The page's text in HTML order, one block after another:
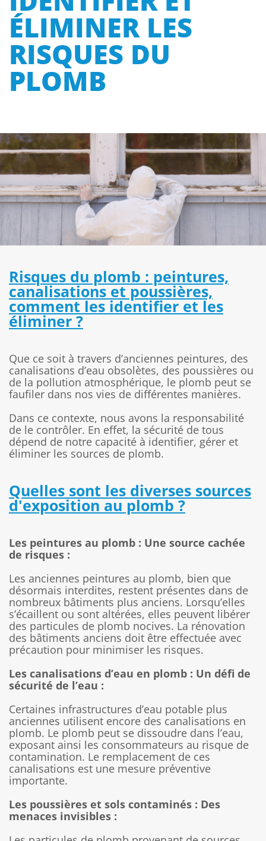
ÉLIMINER LES
RISQUES DU
PLOMB
Risques du plomb : peintures,
canalisations et poussières,
comment les identifier et les
éliminer ?
Que ce soit à travers d’anciennes peintures, des
canalisations d’eau obsolètes, des poussières ou
de la pollution atmosphérique, le plomb peut se
faufiler dans nos vies de différentes manières.
Dans ce contexte, nous avons la responsabilité
de le contrôler. En effet, la sécurité de tous
dépend de notre capacité à identifier, gérer et
éliminer les sources de plomb.
Quelles sont les diverses sources
d'exposition au plomb ?
Les peintures au plomb : Une source cachée
de risques :
Les anciennes peintures au plomb, bien que
désormais interdites, restent présentes dans de
nombreux bâtiments plus anciens. Lorsqu’elles
s’écaillent ou sont altérées, elles peuvent libérer
des particules de plomb nocives. La rénovation
des bâtiments anciens doit être effectuée avec
précaution pour minimiser les risques.
Les canalisations d’eau en plomb : Un défi de
sécurité de l’eau :
Certaines infrastructures d’eau potable plus
anciennes utilisent encore des canalisations en
plomb. Le plomb peut se dissoudre dans l’eau,
exposant ainsi les consommateurs au risque de
contamination. Le remplacement de ces
canalisations est une mesure préventive
importante.
Les poussières et sols contaminés : Des
menaces invisibles :